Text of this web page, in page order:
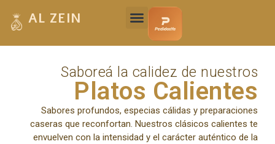
AL ZEIN
Saboreá la calidez de nuestros
Platos Calientes
Sabores profundos, especias cálidas y preparaciones
caseras que reconfortan. Nuestros clásicos calientes te
envuelven con la intensidad y el carácter auténtico de la